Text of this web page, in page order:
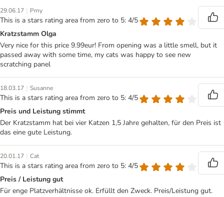
29.06.17 | Prny
This is a stars rating area from zero to 5: 4/5
Kratzstamm Olga
Very nice for this price 9.99eur! From opening was a little smell, but it
passed away with some time, my cats was happy to see new
scratching panel
18.03.17 | Susanne
This is a stars rating area from zero to 5: 4/5
Preis und Leistung stimmt
Der Kratzstamm hat bei vier Katzen 1,5 Jahre gehalten, für den Preis ist
das eine gute Leistung.
20.01.17 | Cat
This is a stars rating area from zero to 5: 4/5
Preis / Leistung gut
Für enge Platzverhältnisse ok. Erfüllt den Zweck. Preis/Leistung gut.